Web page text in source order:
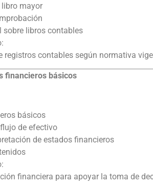
mayor
sobre libros contables
registros contables según normativa
financieros básicos
básicos
de efectivo
de estados financieros
financiera para apoyar la toma de